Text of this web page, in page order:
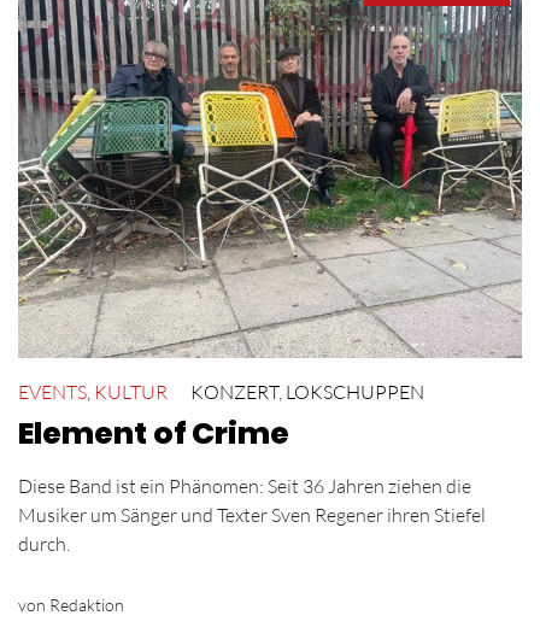
EVENTS, KULTUR KONZERT, LOKSCHUPPEN
Element of Crime
Diese Band ist ein Phänomen: Seit 36 Jahren ziehen die
Musiker um Sänger und Texter Sven Regener ihren Stiefel
durch.
von Redaktion